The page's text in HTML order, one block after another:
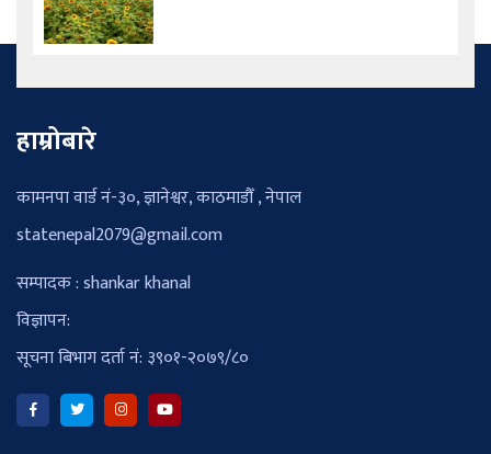
हाम्रोबारे
कामनपा वार्ड नं-३०, ज्ञानेश्वर, काठमाडौँ , नेपाल
statenepal2079@gmail.com
सम्पादक : shankar khanal
विज्ञापन:
सूचना बिभाग दर्ता नं: ३९०१-२०७९/८०